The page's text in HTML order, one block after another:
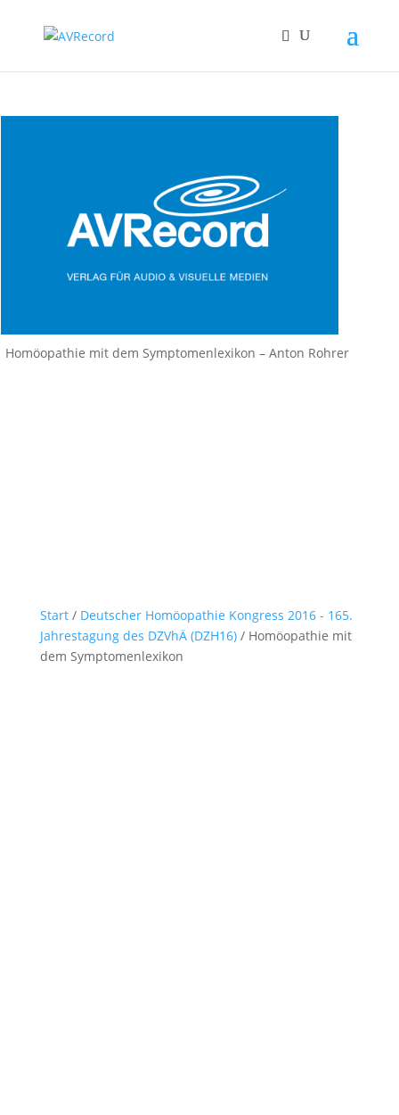
Homöopathie mit dem Symptomenlexikon – Anton Rohrer
Start/ Deutscher Homöopathie Kongress 2016 - 165.
Jahrestagung des DZVhÄ (DZH16)/ Homöopathie mit
dem Symptomenlexikon